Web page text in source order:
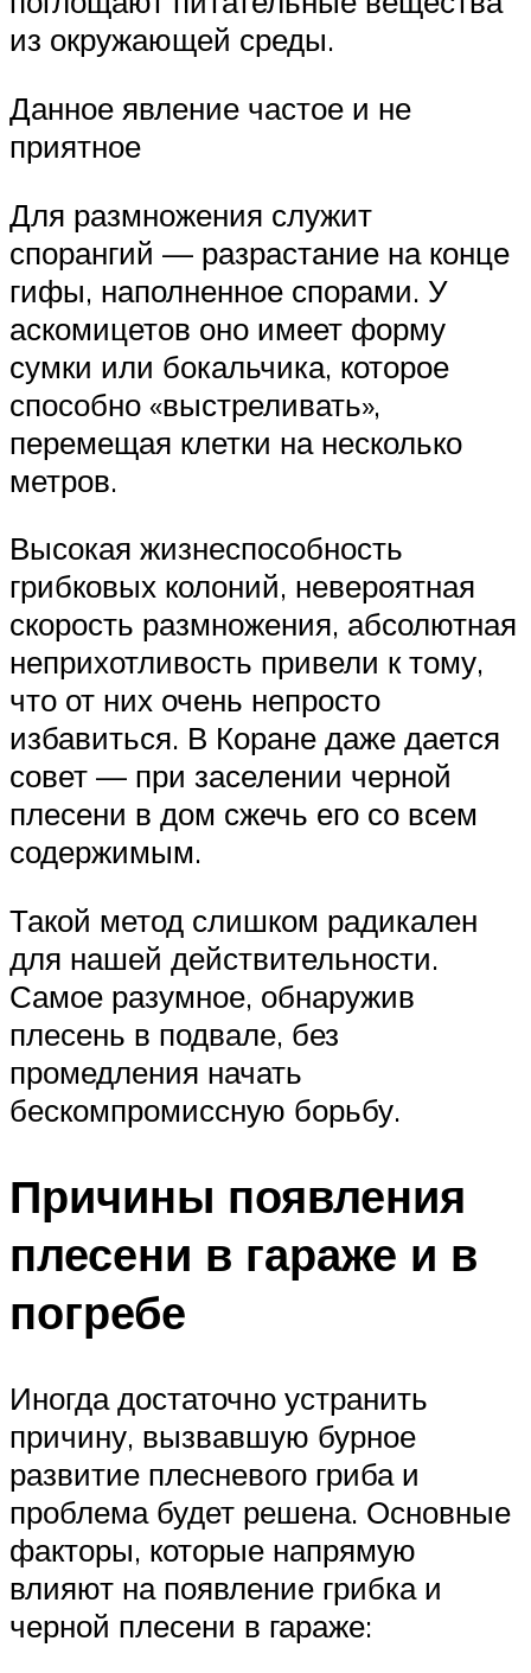
из окружающей среды.
Данное явление частое и не
приятное
Для размножения служит
спорангий — разрастание на конце
гифы, наполненное спорами. У
аскомицетов оно имеет форму
сумки или бокальчика, которое
способно «выстреливать»,
перемещая клетки на несколько
метров.
Высокая жизнеспособность
грибковых колоний, невероятная
скорость размножения, абсолютная
неприхотливость привели к тому,
что от них очень непросто
избавиться. В Коране даже дается
совет — при заселении черной
плесени в дом сжечь его со всем
содержимым.
Такой метод слишком радикален
для нашей действительности.
Самое разумное, обнаружив
плесень в подвале, без
промедления начать
бескомпромиссную борьбу.
Причины появления
плесени в гараже и в
погребе
Иногда достаточно устранить
причину, вызвавшую бурное
развитие плесневого гриба и
проблема будет решена. Основные
факторы, которые напрямую
влияют на появление грибка и
черной плесени в гараже: